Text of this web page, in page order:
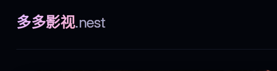
多多影视.nest